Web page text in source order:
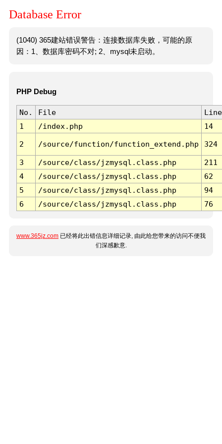
Database Error
(1040) 365建站错误警告：连接数据库失败，可能的原
因：1、数据库密码不对; 2、mysql未启动。
PHP Debug
No. File
Line
1
/index.php 14
2 /source/function/function_extend.php 324
3 /source/class/jzmysql.class.php
211
4
/source/class/jzmysql.class.php
62
5
/source/class/jzmysql.class.php
94
6
/source/class/jzmysql.class.php 76
www.365jz.com 已经将此出错信息详细记录, 由此给您带来的访问不便我
们深感歉意.